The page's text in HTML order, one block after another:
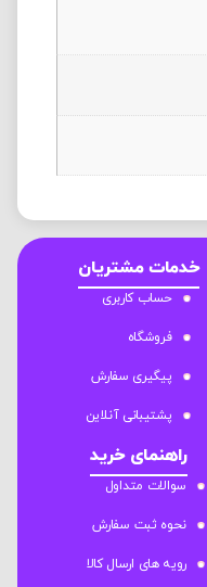
خدمات مشتریان
حساب کاربری
فروشگاه
پیگیری سفارش
پشتیبانی آنلاین
راهنمای خرید
سوالات متداول
نحوه ثبت سفارش
رویه های ارسال کالا